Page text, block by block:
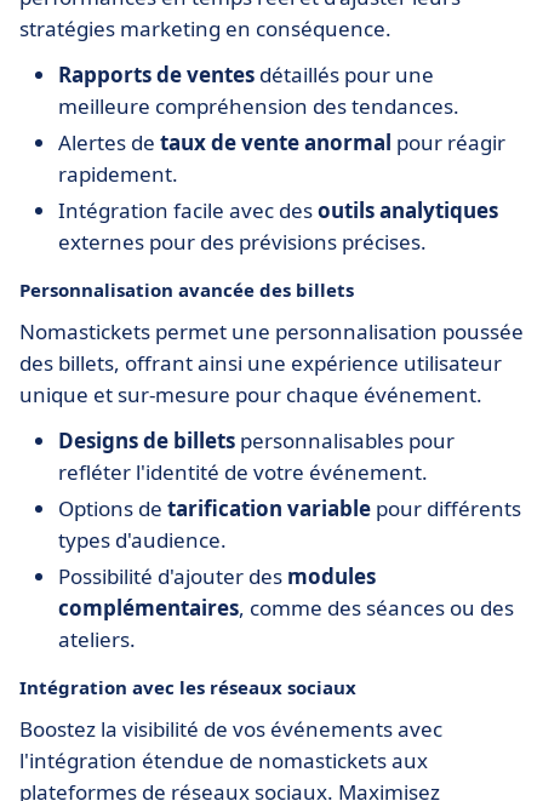
stratégies marketing en conséquence.
Rapports de ventes détaillés pour une
meilleure compréhension des tendances.
Alertes de taux de vente anormal pour réagir
rapidement.
Intégration facile avec desoutils analytiques
externes pour des prévisions précises.
Personnalisation avancée des billets
Nomastickets permet une personnalisation poussée
des billets, offrant ainsi une expérience utilisateur
unique et sur-mesure pour chaque événement.
Designs de billets personnalisables pour
refléter l'identité de votre événement.
Options de tarification variable pour différents
types d'audience.
Possibilité d'ajouter des modules
complémentaires, comme des séances ou des
ateliers.
Intégration avec les réseaux sociaux
Boostez la visibilité de vos événements avec
l'intégration étendue de nomastickets aux
plateformes de réseaux sociaux. Maximisez